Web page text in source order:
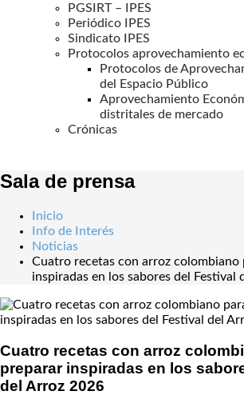
PGSIRT – IPES
Periódico IPES
Sindicato IPES
Protocolos aprovechamiento
Protocolos de
del Espacio Público
Aprovechamiento
distritales de mercado
Crónicas
Sala de prensa
Inicio
Info de Interés
Noticias
Cuatro recetas con arroz colombiano
inspiradas en los sabores del Festival
Cuatro recetas con arroz
preparar inspiradas en los
del Arroz 2026